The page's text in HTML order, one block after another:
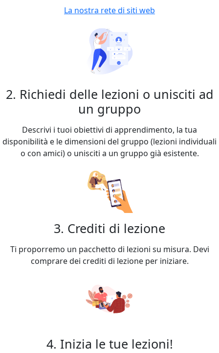
La nostra rete di siti web
2. Richiedi delle lezioni o unisciti ad
un gruppo
Descrivi i tuoi obiettivi di apprendimento, la tua
disponibilità e le dimensioni del gruppo (lezioni individuali
o con amici) o unisciti a un gruppo già esistente.
3. Crediti di lezione
Ti proporremo un pacchetto di lezioni su misura. Devi
comprare dei crediti di lezione per iniziare.
4. Inizia le tue lezioni!